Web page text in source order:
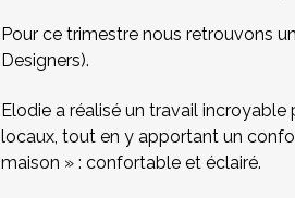
Pour ce trimestre nous retrouvons
Designers).
Elodie a réalisé un travail incroyable
locaux, tout en y apportant un
maison » : confortable et éclairé.